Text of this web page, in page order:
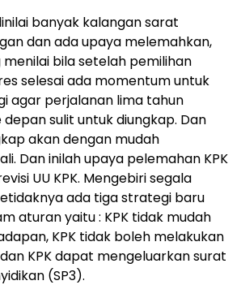
banyak kalangan sarat
dan ada upaya melemahkan,
bila setelah pemilihan
selesai ada momentum untuk
agar perjalanan lima tahun
sulit untuk diungkap. Dan
akan dengan mudah
Dan inilah upaya pelemahan KPK
UU KPK. Mengebiri segala
ada tiga strategi baru
aturan yaitu : KPK tidak mudah
KPK tidak boleh melakukan
KPK dapat mengeluarkan surat
(SP3).